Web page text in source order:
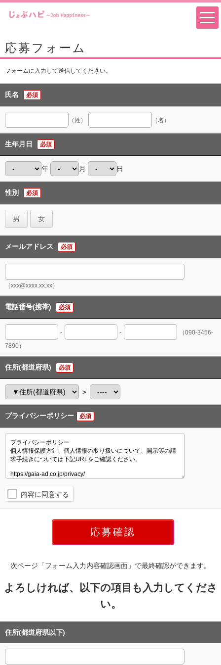
応募フォーム
フォームに入力して送信してください。
氏名 必須
（姓） （名）
生年月日 必須
年 月 日
性別 必須
男 女
メールアドレス 必須
（xxx@xxxx.xx.xx）
電話番号(携帯) 必須
- -
（090-3456-
7890）
住所(都道府県) 必須
＞
プライバシーポリシー 必須
内容に同意する
次ページ「フォーム入力内容確認画面」で最終確認ができます。
よろしければ、以下の項目も入力してくださ
い。
住所(都道府県以下)